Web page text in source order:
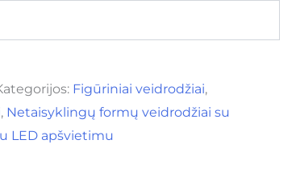
Figūriniai veidrodžiai,
, Netaisyklingų formų veidrodžiai su
LED apšvietimu